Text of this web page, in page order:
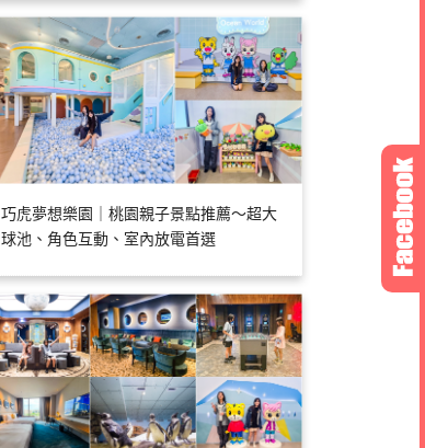
巧虎夢想樂園｜桃園親子景點推薦～超大
球池、角色互動、室內放電首選